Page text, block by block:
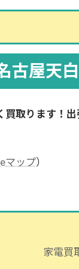
古屋天
取ります！
マップ）
家電買